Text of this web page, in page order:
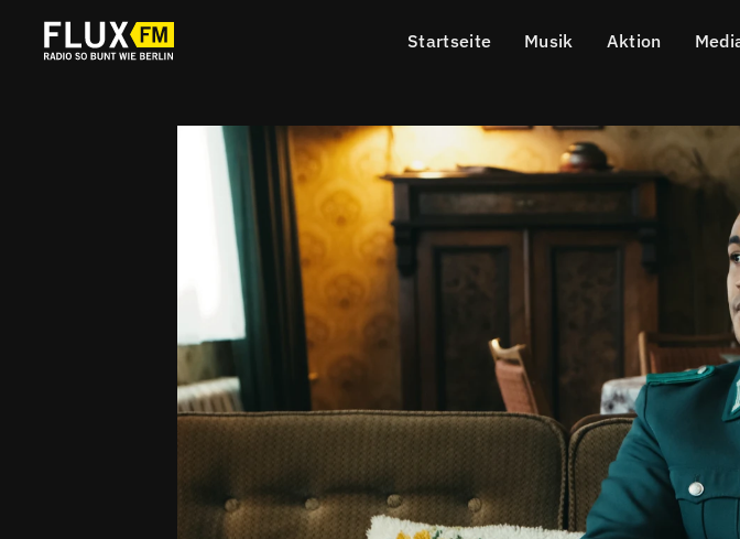
Startseite Musik Aktion